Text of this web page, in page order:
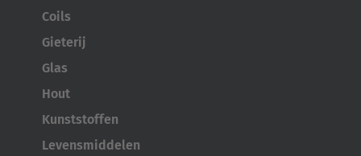
Coils
Gieterij
Glas
Hout
Kunststoffen
Levensmiddelen